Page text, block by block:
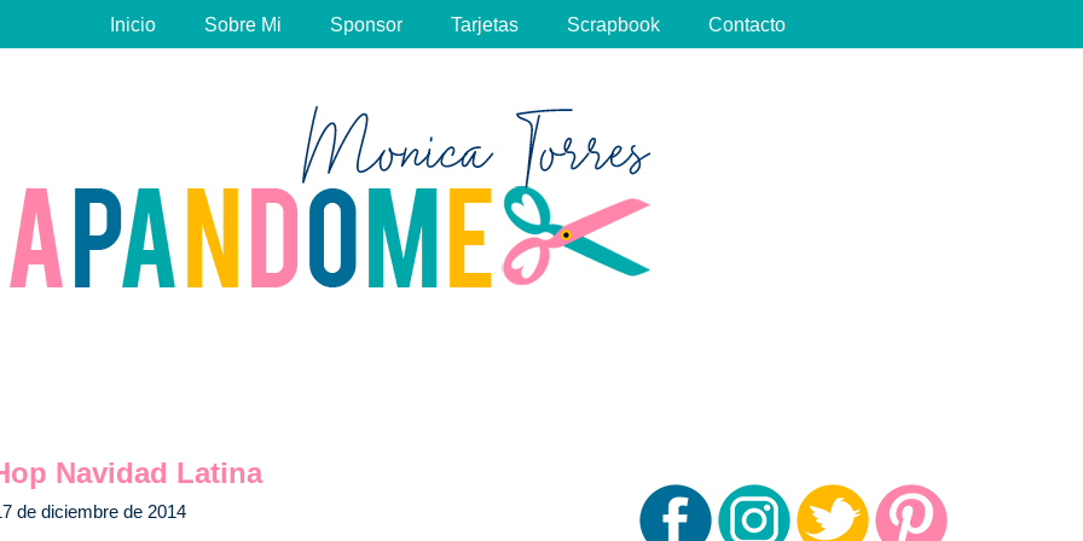
Inicio Sobre Mi Sponsor Tarjetas Scrapbook Contacto
Navidad Latina
de diciembre de 2014